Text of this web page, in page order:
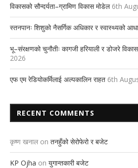
विकासको सौन्दर्यता–ग्रामिण विकास मोडेल 6th
स्तनपानः शिशुको नैसर्गिक अधिकार र स्वास्थ्यको
भू–संरक्षणको चुनौतीः कागजी हरियाली र डोजरे
2026
एफ एम रेडियोकर्मिलाई अल्पकालिन राहत 6th
RECENT COMMENTS
कृष्ण खनाल on तनहुँको सेरोफेरो र बजेट
KP Ojha on युगान्तकारी बजेट